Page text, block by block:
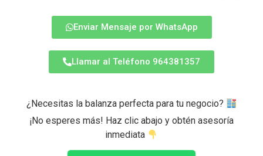
Enviar Mensaje por WhatsApp
Llamar al Teléfono 964381357
¿Necesitas la balanza perfecta para tu negocio?
¡No esperes más! Haz clic abajo y obtén asesoría
inmediata